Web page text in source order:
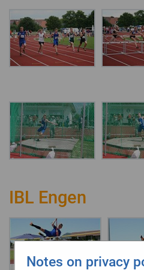
IBL Engen
Notes on privacy